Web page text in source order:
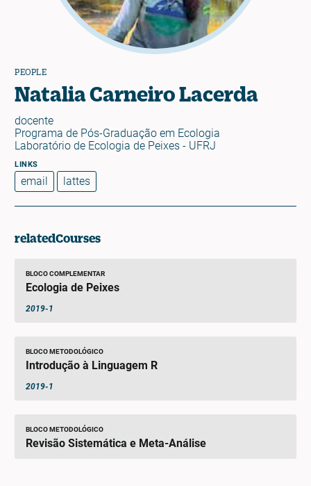
PEOPLE
Natalia Carneiro Lacerda
docente
Programa de Pós-Graduação em Ecologia
Laboratório de Ecologia de Peixes - UFRJ
email lattes
relatedCourses
BLOCO COMPLEMENTAR
Ecologia de Peixes
2019-1
BLOCO METODOLÓGICO
Introdução à Linguagem R
2019-1
BLOCO METODOLÓGICO
Revisão Sistemática e Meta-Análise